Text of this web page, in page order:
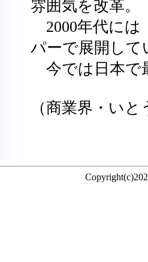
雰囲気を改革。
2000年代には
パーで展開し
今では日本で
（商業界・い